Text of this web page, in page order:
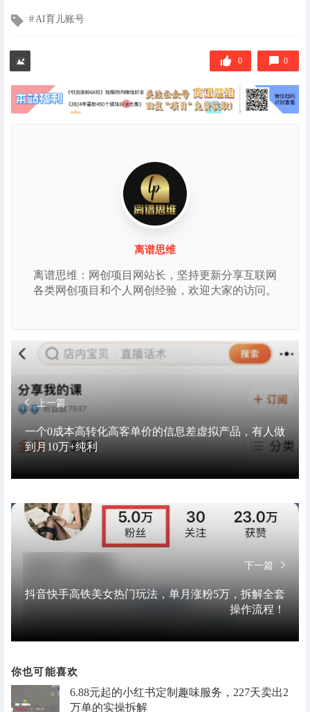
文
签
AI育儿账号
0 0
离谱思维
离谱思维：网创项目网站长，坚持更新分享互联网
各类网创项目和个人网创经验，欢迎大家的访问。
上一篇
一个0成本高转化高客单价的信息差虚拟产品，有人做
到月10万+纯利
下一篇
抖音快手高铁美女热门玩法，单月涨粉5万，拆解全套
操作流程！
你也可能喜欢
6.88元起的小红书定制趣味服务，227天卖出2
万单的实操拆解